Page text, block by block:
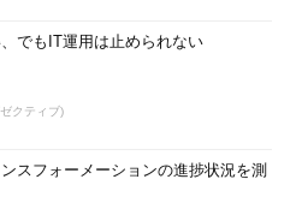
でもIT運用は止められない
クティブ)
スフォーメーションの進捗状況を測